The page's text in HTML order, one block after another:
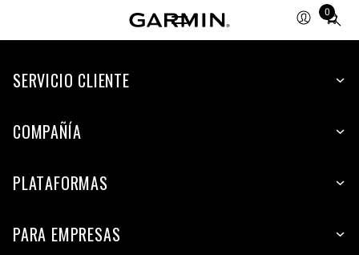
0
Total
items
cart:
SERVICIO CLIENTE
COMPAÑÍA
PLATAFORMAS
PARA EMPRESAS